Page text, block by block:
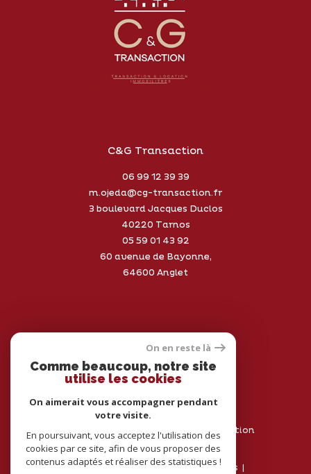
C&G Transaction
06 99 12 39 39
m.ojeda@cg-transaction.fr
3 boulevard Jacques Duclos
40220
Tarnos
05 59 01 43 92
60 avenue de Bayonne,
64600 Anglet
© 2026 | Tous droits réservés | Traduction
powered by Google |
Nos honoraires
Plan du site
Mentions légales
Admin Nos liens
On en reste là
Comme beaucoup, notre site
utilise les cookies
On aimerait vous accompagner pendant
votre visite.
En poursuivant, vous acceptez l'utilisation des
cookies par ce site, afin de vous proposer des
contenus adaptés et réaliser des statistiques !
AFFINER LES CRITÈRES
Coups de coeur Exclusivités Nouveautés
RECHERCHER